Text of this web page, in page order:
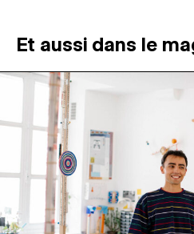
ATELIERS OUVERTS
PROGRAMMATION
MAGAZINE
ESPACES DE PRATIQUE
Et aussi dans le